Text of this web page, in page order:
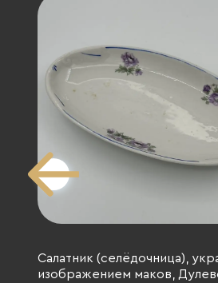
Салатник (селёдочница),
изображением маков,